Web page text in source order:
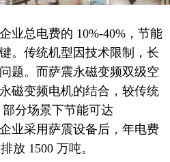
总电费的 10%-40%，节能
。传统机型因技术限制，长
题。而萨震永磁变频双级空
磁变频电机的结合，较传统
分场景下节能可达
业采用萨震设备后，年电费
放 1500 万吨。